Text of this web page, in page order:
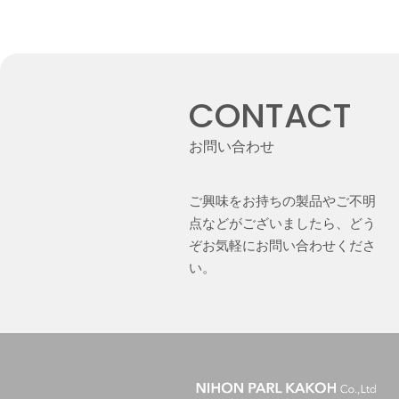
CONTACT
お問い合わせ
ご興味をお持ちの製品やご不明
点などがございましたら、どう
ぞお気軽にお問い合わせくださ
い。